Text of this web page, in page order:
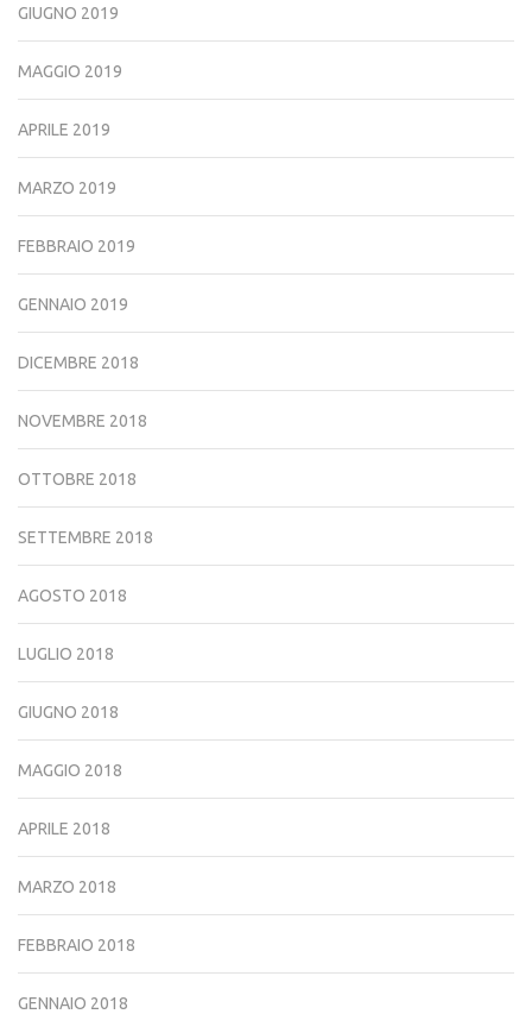
GIUGNO 2019
MAGGIO 2019
APRILE 2019
MARZO 2019
FEBBRAIO 2019
GENNAIO 2019
DICEMBRE 2018
NOVEMBRE 2018
OTTOBRE 2018
SETTEMBRE 2018
AGOSTO 2018
LUGLIO 2018
GIUGNO 2018
MAGGIO 2018
APRILE 2018
MARZO 2018
FEBBRAIO 2018
GENNAIO 2018